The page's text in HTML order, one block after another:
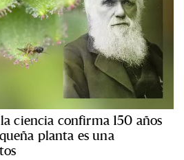
ciencia confirma 150 años
planta es una